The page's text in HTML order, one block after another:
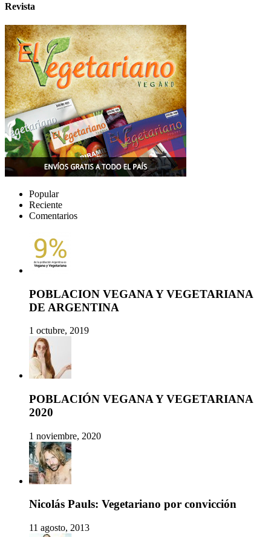
Revista
Popular
Reciente
Comentarios
POBLACION VEGANA Y VEGETARIANA
DE ARGENTINA
1 octubre, 2019
POBLACIÓN VEGANA Y VEGETARIANA
2020
1 noviembre, 2020
Nicolás Pauls: Vegetariano por convicción
11 agosto, 2013